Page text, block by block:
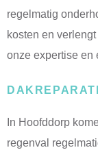
regelmatig
kosten en
onze expertise en
In Hoofddorp
regenval